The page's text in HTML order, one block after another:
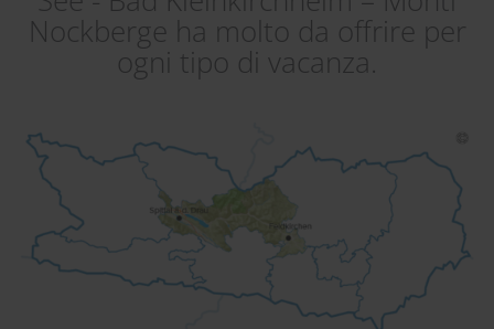
Nockberge ha molto da offrire per
ogni tipo di vacanza.